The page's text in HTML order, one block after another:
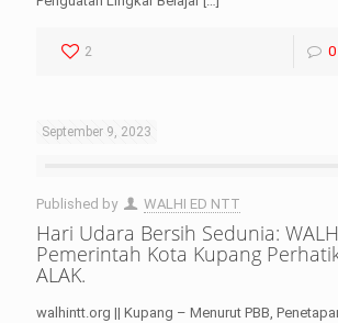
2 0
September 9, 2023
Published by WALHI ED NTT
Hari Udara Bersih Sedunia:
Pemerintah Kota Kupang
ALAK.
walhintt.org || Kupang – Menurut PBB,